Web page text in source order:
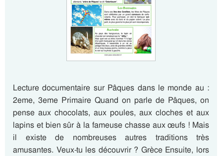
Lecture documentaire sur Pâques dans le monde au :
2eme, 3eme Primaire Quand on parle de Pâques, on
pense aux chocolats, aux poules, aux cloches et aux
lapins et bien sûr à la fameuse chasse aux œufs ! Mais
il existe de nombreuses autres traditions très
amusantes. Veux-tu les découvrir ? Grèce Ensuite, lors